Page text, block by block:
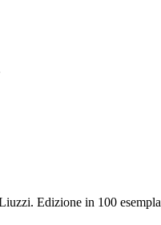
Edizione in 100